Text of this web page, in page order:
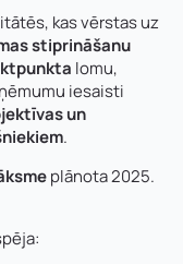
kas vērstas uz
stiprināšanu
lomu,
iesaisti
un
.
plānota 2025.